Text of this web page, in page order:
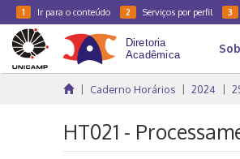
1 Ir para o conteúdo 2 Serviços por perfil 3
Caderno Horários 2024
HT021 -